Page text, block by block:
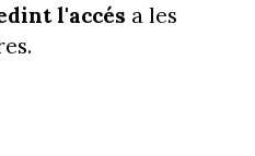
l'accés a les